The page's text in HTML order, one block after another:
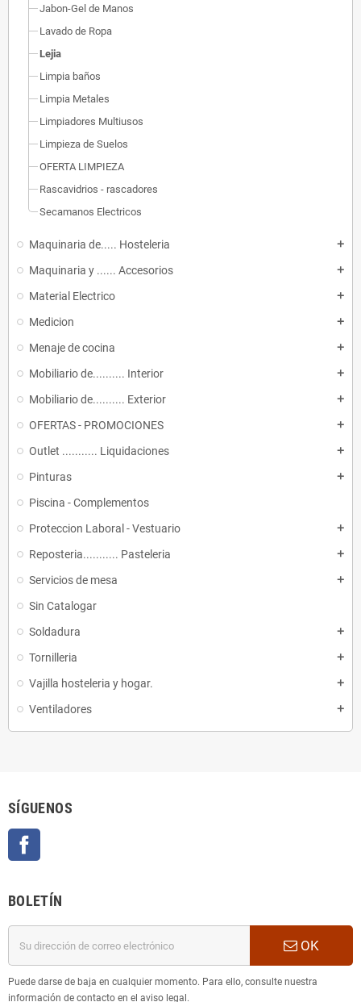
Jabon-Gel de Manos
Lavado de Ropa
Lejia
Limpia baños
Limpia Metales
Limpiadores Multiusos
Limpieza de Suelos
OFERTA LIMPIEZA
Rascavidrios - rascadores
Secamanos Electricos
Maquinaria de..... Hosteleria add
Maquinaria y ...... Accesorios add
Material Electrico add
Medicion add
Menaje de cocina add
Mobiliario de.......... Interior add
Mobiliario de.......... Exterior add
OFERTAS - PROMOCIONES add
Outlet ........... Liquidaciones add
Pinturas add
Piscina - Complementos
Proteccion Laboral - Vestuario
add
Reposteria........... Pasteleria add
Servicios de mesa add
Sin Catalogar
Soldadura
add
Tornilleria add
Vajilla hosteleria y hogar. add
Ventiladores add
SÍGUENOS
BOLETÍN
OK
Puede darse de baja en cualquier momento. Para ello, consulte nuestra
información de contacto en el aviso legal.